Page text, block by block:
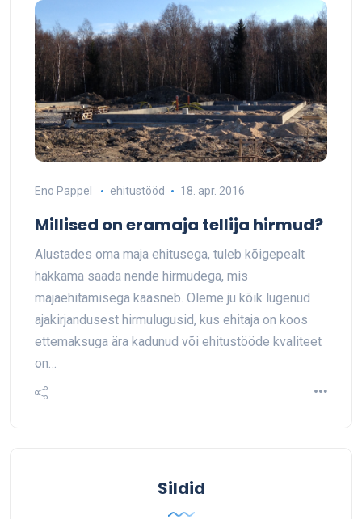
Eno Pappel ehitustööd 18. apr. 2016
Millised on eramaja tellija hirmud?
Alustades oma maja ehitusega, tuleb kõigepealt
hakkama saada nende hirmudega, mis
majaehitamisega kaasneb. Oleme ju kõik lugenud
ajakirjandusest hirmulugusid, kus ehitaja on koos
ettemaksuga ära kadunud või ehitustööde kvaliteet
on…
Sildid